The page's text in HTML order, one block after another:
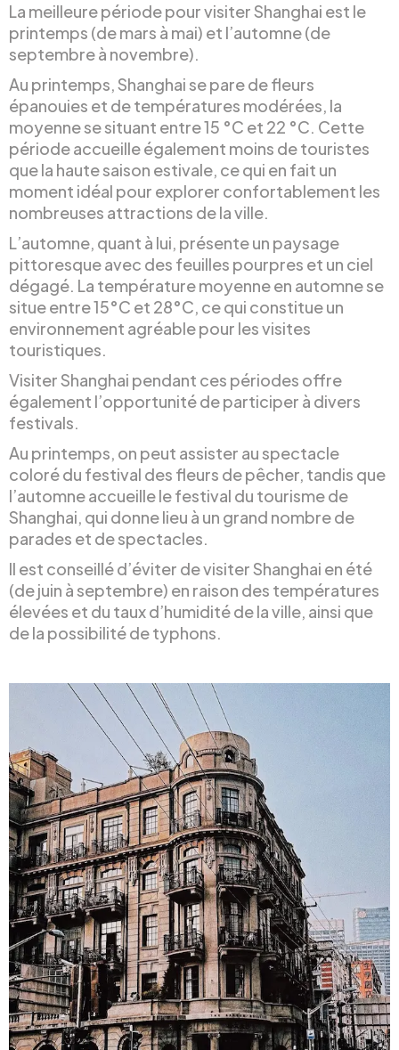
La meilleure période pour visiter Shanghai est le
printemps (de mars à mai) et l’automne (de
septembre à novembre).
Au printemps, Shanghai se pare de fleurs
épanouies et de températures modérées, la
moyenne se situant entre 15 °C et 22 °C. Cette
période accueille également moins de touristes
que la haute saison estivale, ce qui en fait un
moment idéal pour explorer confortablement les
nombreuses attractions de la ville.
L’automne, quant à lui, présente un paysage
pittoresque avec des feuilles pourpres et un ciel
dégagé. La température moyenne en automne se
situe entre 15°C et 28°C, ce qui constitue un
environnement agréable pour les visites
touristiques.
Visiter Shanghai pendant ces périodes offre
également l’opportunité de participer à divers
festivals.
Au printemps, on peut assister au spectacle
coloré du festival des fleurs de pêcher, tandis que
l’automne accueille le festival du tourisme de
Shanghai, qui donne lieu à un grand nombre de
parades et de spectacles.
Il est conseillé d’éviter de visiter Shanghai en été
(de juin à septembre) en raison des températures
élevées et du taux d’humidité de la ville, ainsi que
de la possibilité de typhons.